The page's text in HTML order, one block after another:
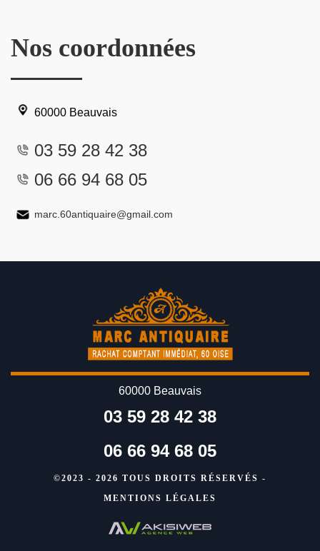
Nos coordonnées
60000 Beauvais
03 59 28 42 38
06 66 94 68 05
marc.60antiquaire@gmail.com
60000 Beauvais
03 59 28 42 38
06 66 94 68 05
©2023 - 2026 TOUS DROITS RÉSERVÉS -
MENTIONS LÉGALES